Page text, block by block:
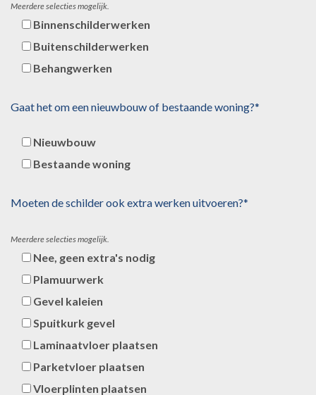
Meerdere selecties mogelijk.
Binnenschilderwerken
Buitenschilderwerken
Behangwerken
Gaat het om een nieuwbouw of bestaande woning?*
Nieuwbouw
Bestaande woning
Moeten de schilder ook extra werken uitvoeren?*
Meerdere selecties mogelijk.
Nee, geen extra's nodig
Plamuurwerk
Gevel kaleien
Spuitkurk gevel
Laminaatvloer plaatsen
Parketvloer plaatsen
Vloerplinten plaatsen